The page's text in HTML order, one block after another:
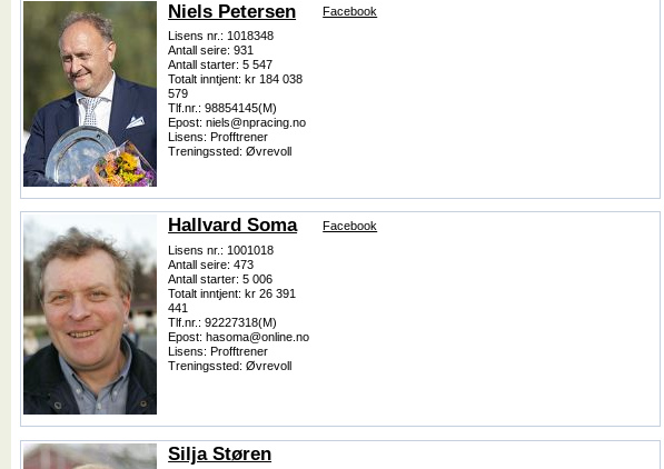
Niels Petersen
Lisens nr.: 1018348
Antall seire: 931
Antall starter: 5 547
Totalt inntjent: kr 184 038
579
Tlf.nr.: 98854145(M)
Epost: niels@npracing.no
Lisens: Profftrener
Treningssted: Øvrevoll
Facebook
Hallvard Soma
Lisens nr.: 1001018
Antall seire: 473
Antall starter: 5 006
Totalt inntjent: kr 26 391
441
Tlf.nr.: 92227318(M)
Epost: hasoma@online.no
Lisens: Profftrener
Treningssted: Øvrevoll
Facebook
Silja Støren